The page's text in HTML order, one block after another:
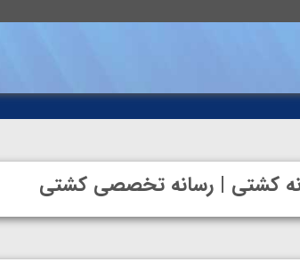
کشتی | رسانه تخصصی کشتی